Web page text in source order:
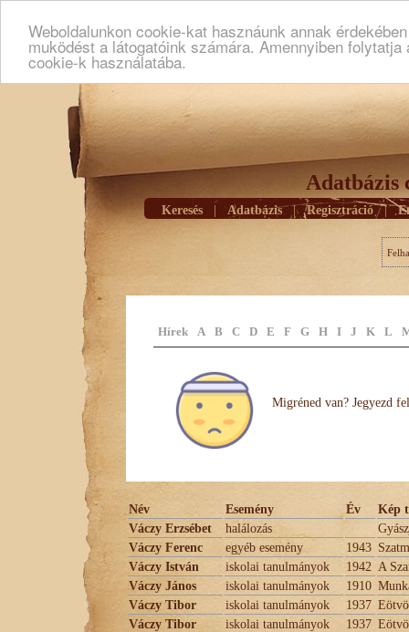
Weboldalunkon cookie-kat hasznáunk annak
muködést a látogatóink számára. Amennyiben
cookie-k használatába.
Adatbázis
Keresés Adatbázis | Regisztráció |
Hírek A B C D E F G H I J K L
Migréned van? Jegyezd
Név Esemény Év
Kép
Váczy Erzsébet
halálozás
Váczy Ferenc
egyéb esemény 1943
Váczy István
iskolai tanulmányok 1942 A
Váczy János
iskolai tanulmányok 1910
Váczy Tibor
iskolai tanulmányok 1937
Váczy Tibor
iskolai tanulmányok 1937